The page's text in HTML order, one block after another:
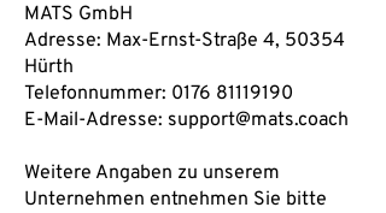
MATS GmbH
Adresse: Max-Ernst-Straße 4, 50354
Hürth
Telefonnummer: 0176 81119190
E-Mail-Adresse: support@mats.coach
Weitere Angaben zu unserem
Unternehmen entnehmen Sie bitte